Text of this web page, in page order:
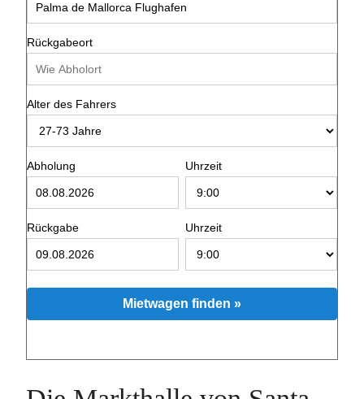
Rückgabeort
Alter des Fahrers
Abholung Uhrzeit
Rückgabe Uhrzeit
Mietwagen finden »